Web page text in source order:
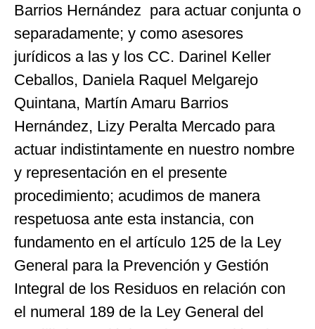
Barrios Hernández para actuar conjunta o
separadamente; y como asesores
jurídicos a las y los CC. Darinel Keller
Ceballos, Daniela Raquel Melgarejo
Quintana, Martín Amaru Barrios
Hernández, Lizy Peralta Mercado para
actuar indistintamente en nuestro nombre
y representación en el presente
procedimiento; acudimos de manera
respetuosa ante esta instancia, con
fundamento en el artículo 125 de la Ley
General para la Prevención y Gestión
Integral de los Residuos en relación con
el numeral 189 de la Ley General del